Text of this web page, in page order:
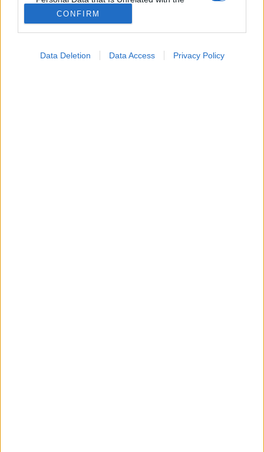
Purposes for which it was collected.
Opted Out
CONFIRM
Data Deletion Data Access Privacy Policy
2024. június 23. 16:04
Küldés Küldés Messengeren